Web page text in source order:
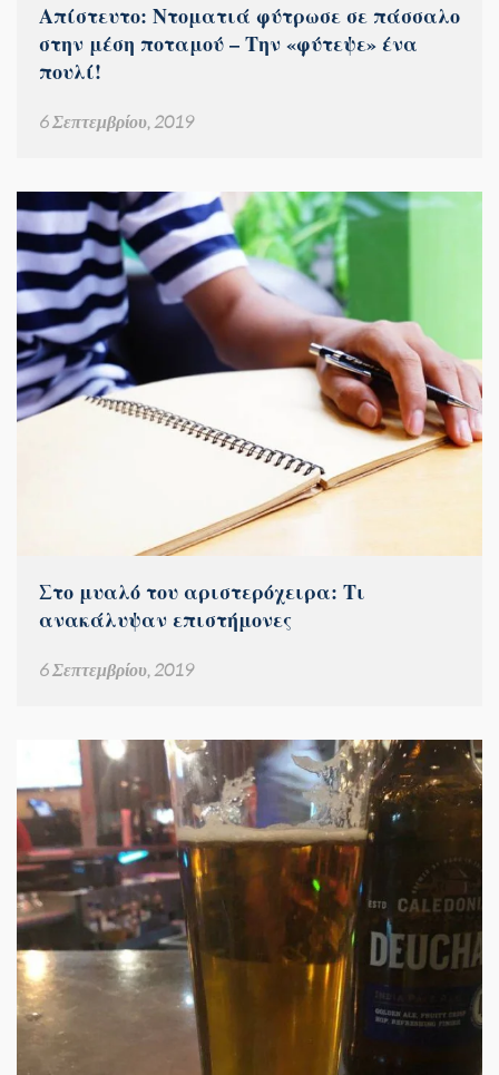
Απίστευτο: Ντοματιά φύτρωσε σε πάσσαλο
στην μέση ποταμού – Την «φύτεψε» ένα
πουλί!
6 Σεπτεμβρίου, 2019
Στο μυαλό του αριστερόχειρα: Τι
ανακάλυψαν επιστήμονες
6 Σεπτεμβρίου, 2019